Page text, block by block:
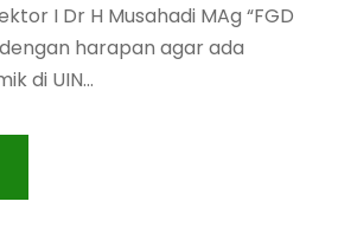
I Dr H Musahadi MAg “FGD
harapan agar ada
di UIN...